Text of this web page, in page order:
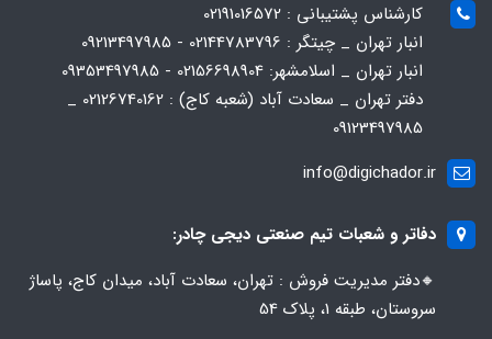
کارشناس پشتیبانی : 02191016572
انبار تهران _ چیتگر : 02144783796 - 09213497985
انبار تهران _ اسلامشهر: 02156698904 - 09353497985
دفتر تهران _ سعادت آباد (شعبه کاج) : 02126740162 _
09123497985
info@digichador.ir
دفاتر و شعبات تیم صنعتی دیجی چادر:
🔸️​​دفتر مدیریت فروش : تهران، سعادت آباد، میدان کاج، پاساژ
سروستان، طبقه 1، پلاک 54